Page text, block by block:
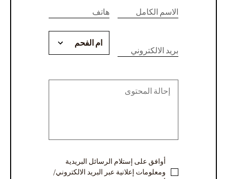
פגישת
או
הצעת
الاسم الكامل هاتف
بريد الالكتروني
أوافق على إستلام الرسائل البريدية
ومعلومات إعلانية عبر البريد الالكتروني/
are
field